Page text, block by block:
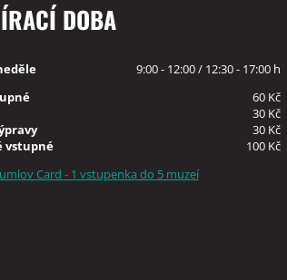
DOBA
9:00 - 12:00 / 12:30 - 17:00 h
60 Kč
30 Kč
30 Kč
vstupné
100 Kč
Card - 1 vstupenka do 5 muzeí